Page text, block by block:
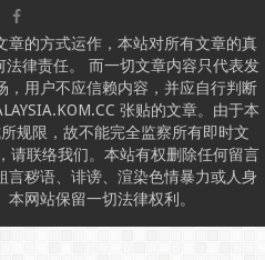
章的方式运作，本站对所有文章的真
律责任。 而一切文章内容只代表发
，用户不应信赖内容，并应自行判断
张贴的文章。由于本
规限，故不能完全监察所有即时文
请联络我们。本站有权删除任何留言
言秽语、诽谤、渲染色情暴力或人身
网站保留一切法律权利。